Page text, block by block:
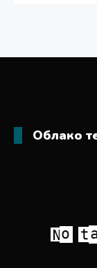
Облако